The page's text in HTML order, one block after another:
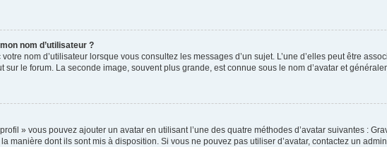
nom d’utilisateur ?
nom d’utilisateur lorsque vous consultez les messages d’un sujet. L’une d’elles peut être
le forum. La seconde image, souvent plus grande, est connue sous le nom d’avatar et
» vous pouvez ajouter un avatar en utilisant l’une des quatre méthodes d’avatar suivantes :
manière dont ils sont mis à disposition. Si vous ne pouvez pas utiliser d’avatar, contactez un